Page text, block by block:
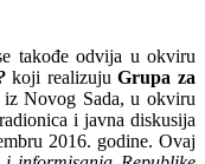
takođe odvija u okviru
koji realizujuGrupa za
Novog Sada, u okviru
i javna diskusija
2016. godine. Ovaj